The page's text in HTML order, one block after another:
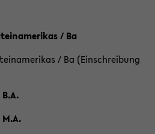
/ Ba
/ Ba (Einschreibung